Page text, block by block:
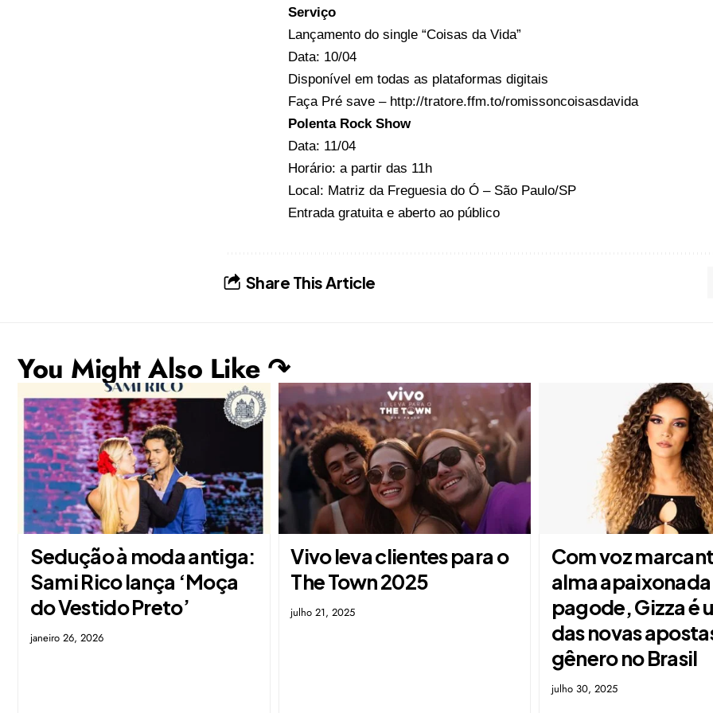
Serviço
Lançamento do single “Coisas da Vida”
Data: 10/04
Disponível em todas as plataformas digitais
Faça Pré save – http://tratore.ffm.to/romissoncoisasdavida
Polenta Rock Show
Data: 11/04
Horário: a partir das 11h
Local: Matriz da Freguesia do Ó – São Paulo/SP
Entrada gratuita e aberto ao público
Share This Article
You Might Also Like ↷
Sedução à moda antiga:
Sami Rico lança ‘Moça
do Vestido Preto’
janeiro 26, 2026
Vivo leva clientes para o
The Town 2025
julho 21, 2025
Com voz
alma
pagode, Gizza é
das novas
gênero no Brasil
julho 30, 2025